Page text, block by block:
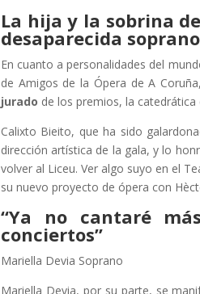
La hija y la sobrina
desaparecida soprano
En cuanto a personalidades del
de Amigos de la Ópera de A Coruña,
jurado de los premios, la
Calixto Bieito, que ha sido
dirección artística de la gala, y lo
volver al Liceu. Ver algo suyo en el
su nuevo proyecto de ópera con
“Ya no cantaré
conciertos”
Mariella Devia Soprano
Mariella Devia, por su parte, se